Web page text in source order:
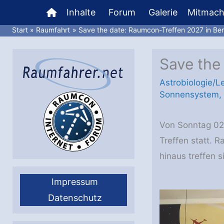
Inhalt
springen
Inhalte Forum Galerie
Start Raumfahrt Save the date: Raumcon-Treffen 2027 in
Impressum
Datenschutz
Save
Astrobiologie/
Sonnensystem,
Von Sonntag
Treffen statt.
hinaus treffen